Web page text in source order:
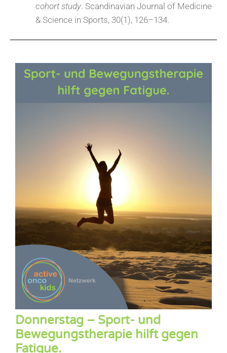
cohort study. Scandinavian Journal of Medicine
& Science in Sports, 30(1), 126–134.
Donnerstag – Sport- und
Bewegungstherapie hilft gegen
Fatigue.